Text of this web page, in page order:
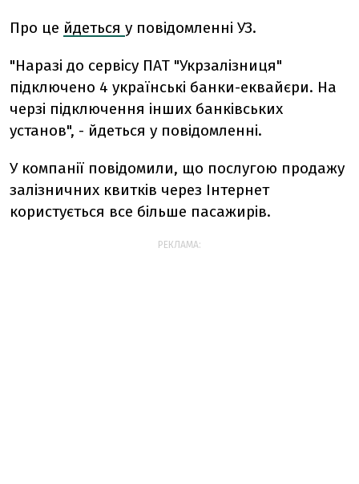
Про це йдеться у повідомленні УЗ.
"Наразі до сервісу ПАТ "Укрзалізниця"
підключено 4 українські банки-еквайєри. На
черзі підключення інших банківських
установ", - йдеться у повідомленні.
У компанії повідомили, що послугою продажу
залізничних квитків через Інтернет
користується все більше пасажирів.
РЕКЛАМА: